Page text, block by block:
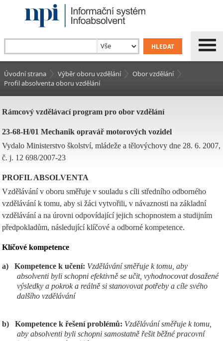
Úvodní strana Výběr oboru vzdělání
Obor vzdělání
Profil absolventa oboru vzdělání
Rámcový vzdělávací program pro obor vzdělání
23-68-H/01 Mechanik opravář motorových vozidel
Vydalo Ministerstvo školství, mládeže a tělovýchovy dne 28. 6. 2007,
č. j. 12 698/2007-23
PROFIL ABSOLVENTA
Vzdělávání v oboru směřuje v souladu s cíli středního odborného
vzdělávání k tomu, aby si žáci vytvořili, v návaznosti na základní
vzdělávání a na úrovni odpovídající jejich schopnostem a studijním
předpokladům, následující klíčové a odborné kompetence.
Klíčové kompetence
a) Kompetence k učení: Vzdělávání směřuje k tomu, aby
absolventi byli schopni efektivně se učit, vyhodnocovat dosažené
výsledky a pokrok a reálně si stanovovat potřeby a cíle svého
dalšího vzdělávání
b) Kompetence k řešení problémů: Vzdělávání směřuje k tomu,
aby absolventi byli schopni samostatně řešit běžné pracovní